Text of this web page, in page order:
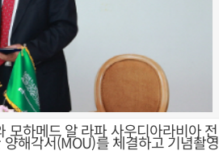
하메드 알 라파 사우디아라비아 전
해각서(MOU)를 체결하고 기념촬영